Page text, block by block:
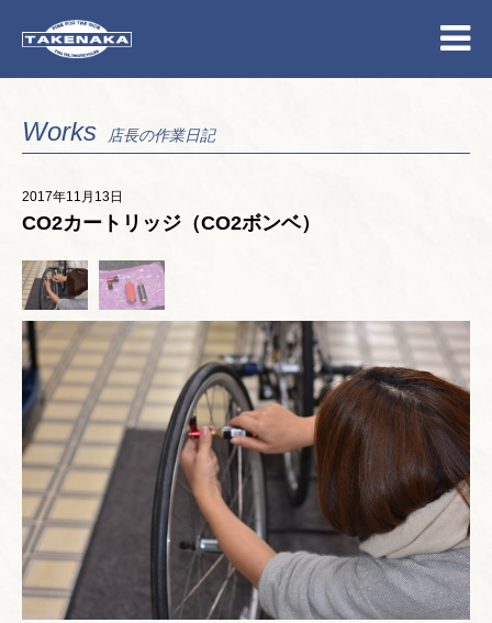
Works 店長の作業日記
2017年11月13日
CO2カートリッジ（CO2ボンベ）